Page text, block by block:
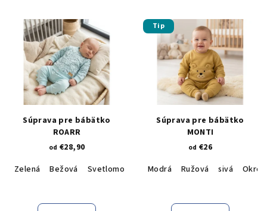
Súprava pre bábätko
ROARR
od €28,90
Zelená
Bežová Svetlomodrá Mint Sivá melírovaná
Tip
Súprava pre bábätko
MONTI
od €26
Modrá
Ružová sivá